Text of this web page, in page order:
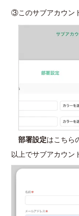
③このサブアカウン
部署設定はこちら
以上でサブアカウン